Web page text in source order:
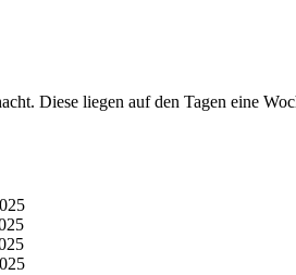
Diese liegen auf den Tagen eine